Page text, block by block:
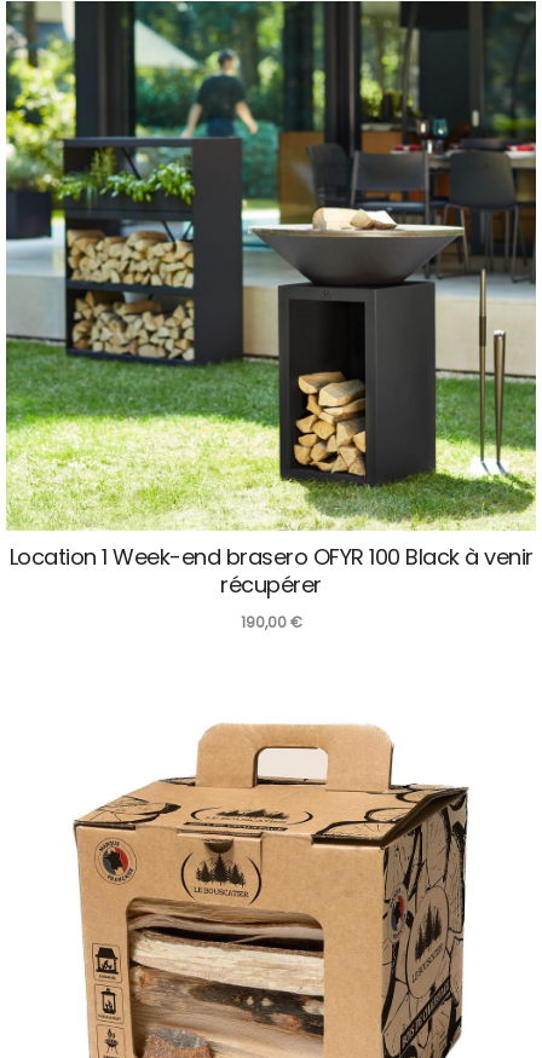
Location 1 Week-end brasero OFYR 100 Black à venir
récupérer
190,00€